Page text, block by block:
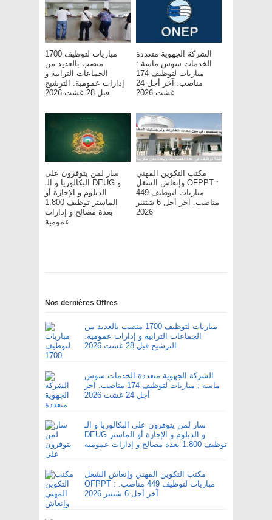
مباريات لتوظيف 1700
منصب بالعديد من
الجماعات الترابية و
إدارات عمومية. الترشيح
قبل 28 غشت 2026
الشركة الجهوية متعددة
الخدمات سوس ماسة :
مباريات لتوظيف 174
مناصب. آخر أجل 24
غشت 2026
سار لمن يتوفرون على
البكالوريا و الـ DEUG و
الدبلوم و الإجازة أو
الماستر توظيف 1.800
بعدة مصالح و إدارات
عمومية
مكتب التكوين المهني
وإنعاش الشغل OFPPT :
مباريات لتوظيف 449
مناصب. آخر أجل 6 شتنبر
2026
Nos dernières Offres
مباريات لتوظيف 1700 منصب بالعديد من
الجماعات الترابية و إدارات عمومية.
الترشيح قبل 28 غشت 2026
الشركة الجهوية متعددة الخدمات سوس
ماسة : مباريات لتوظيف 174 مناصب. آخر
أجل 24 غشت 2026
سار لمن يتوفرون على البكالوريا و الـ
DEUG و الدبلوم و الإجازة أو الماستر
توظيف 1.800 بعدة مصالح و إدارات عمومية
مكتب التكوين المهني وإنعاش الشغل
OFPPT : مباريات لتوظيف 449 مناصب.
آخر أجل 6 شتنبر 2026